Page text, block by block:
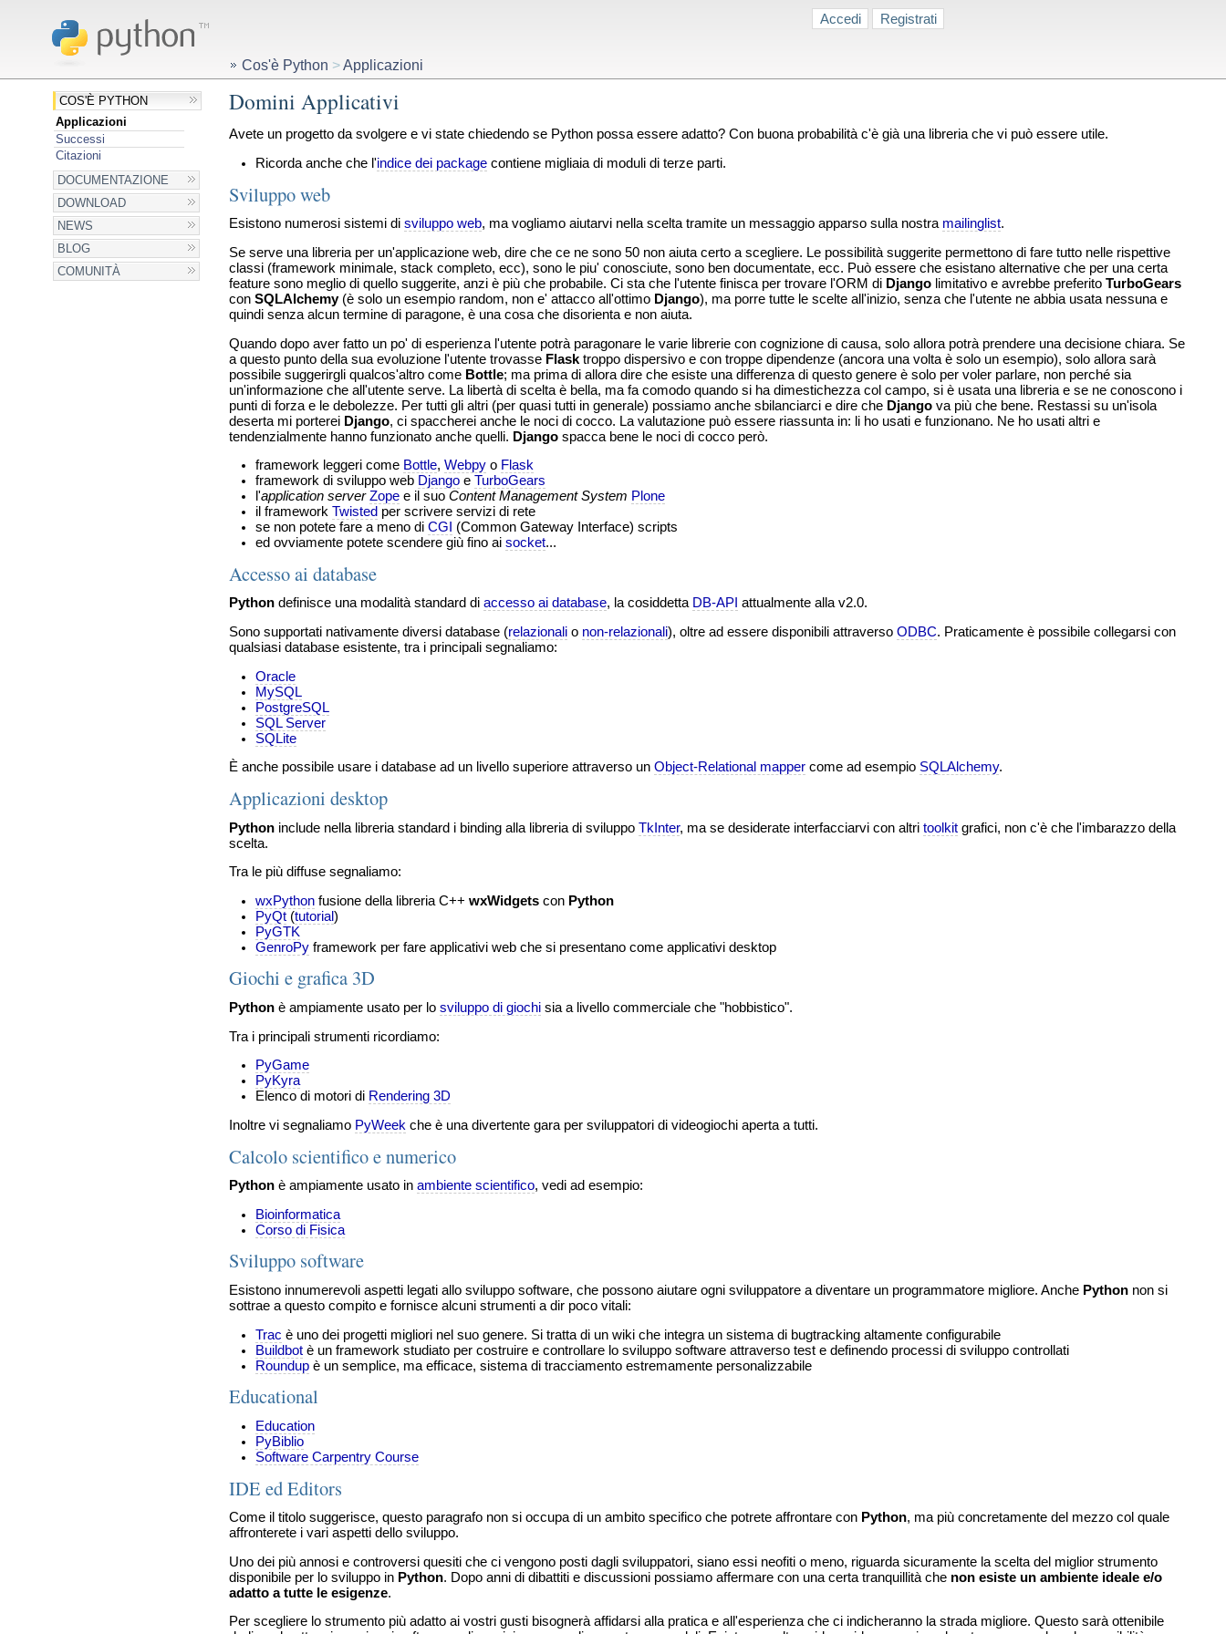
Accedi Registrati
COS'È PYTHON
Applicazioni
Successi
Citazioni
DOCUMENTAZIONE
DOWNLOAD
NEWS
BLOG
COMUNITÀ
Cos'è Python >Applicazioni
Domini Applicativi
Avete un progetto da svolgere e vi state chiedendo se Python possa essere adatto? Con buona probabilità c'è già una libreria che vi può essere utile.
Ricorda anche che l'indice dei packagecontiene migliaia di moduli di terze parti.
Sviluppo web
Esistono numerosi sistemi di sviluppo web, ma vogliamo aiutarvi nella scelta tramite un messaggio apparso sulla nostra mailinglist.
Se serve una libreria per un'applicazione web, dire che ce ne sono 50 non aiuta certo a scegliere. Le possibilità suggerite permettono di fare tutto nelle rispettive
classi (framework minimale, stack completo, ecc), sono le piu' conosciute, sono ben documentate, ecc. Può essere che esistano alternative che per una certa
feature sono meglio di quello suggerite, anzi è più che probabile. Ci sta che l'utente finisca per trovare l'ORM di Djangolimitativo e avrebbe preferito TurboGears
con SQLAlchemy(è solo un esempio random, non e' attacco all'ottimo Django), ma porre tutte le scelte all'inizio, senza che l'utente ne abbia usata nessuna e
quindi senza alcun termine di paragone, è una cosa che disorienta e non aiuta.
Quando dopo aver fatto un po' di esperienza l'utente potrà paragonare le varie librerie con cognizione di causa, solo allora potrà prendere una decisione chiara. Se
a questo punto della sua evoluzione l'utente trovasse Flasktroppo dispersivo e con troppe dipendenze (ancora una volta è solo un esempio), solo allora sarà
possibile suggerirgli qualcos'altro come Bottle; ma prima di allora dire che esiste una differenza di questo genere è solo per voler parlare, non perché sia
un'informazione che all'utente serve. La libertà di scelta è bella, ma fa comodo quando si ha dimestichezza col campo, si è usata una libreria e se ne conoscono i
punti di forza e le debolezze. Per tutti gli altri (per quasi tutti in generale) possiamo anche sbilanciarci e dire che Djangova più che bene. Restassi su un'isola
deserta mi porterei Django, ci spaccherei anche le noci di cocco. La valutazione può essere riassunta in: li ho usati e funzionano. Ne ho usati altri e
tendenzialmente hanno funzionato anche quelli. Djangospacca bene le noci di cocco però.
framework leggeri come Bottle, Webpyo Flask
framework di sviluppo web Djangoe TurboGears
l'application server Zopee il suo Content Management System Plone
il framework Twisted per scrivere servizi di rete
se non potete fare a meno di CGI
(Common Gateway Interface) scripts
ed ovviamente potete scendere giù fino ai socket...
Accesso ai database
Pythondefinisce una modalità standard di accesso ai database, la cosiddetta DB-API attualmente alla v2.0.
Sono supportati nativamente diversi database (relazionalio non-relazionali), oltre ad essere disponibili attraverso ODBC. Praticamente è possibile collegarsi con
qualsiasi database esistente, tra i principali segnaliamo:
Oracle
MySQL
PostgreSQL
SQL Server
SQLite
È anche possibile usare i database ad un livello superiore attraverso un Object-Relational mappercome ad esempio SQLAlchemy.
Applicazioni desktop
Pythoninclude nella libreria standard i binding alla libreria di sviluppo TkInter, ma se desiderate interfacciarvi con altri toolkitgrafici, non c'è che l'imbarazzo della
scelta.
Tra le più diffuse segnaliamo:
wxPythonfusione della libreria C++ wxWidgetscon Python
PyQt(tutorial)
PyGTK
GenroPyframework per fare applicativi web che si presentano come applicativi desktop
Giochi e grafica 3D
Pythonè ampiamente usato per lo sviluppo di giochisia a livello commerciale che "hobbistico".
Tra i principali strumenti ricordiamo:
PyGame
PyKyra
Elenco di motori di Rendering 3D
Inoltre vi segnaliamo PyWeek che è una divertente gara per sviluppatori di videogiochi aperta a tutti.
Calcolo scientifico e numerico
Pythonè ampiamente usato in ambiente scientifico, vedi ad esempio:
Bioinformatica
Corso di Fisica
Sviluppo software
Esistono innumerevoli aspetti legati allo sviluppo software, che possono aiutare ogni sviluppatore a diventare un programmatore migliore. Anche Pythonnon si
sottrae a questo compito e fornisce alcuni strumenti a dir poco vitali:
Trac è uno dei progetti migliori nel suo genere. Si tratta di un wiki che integra un sistema di bugtracking altamente configurabile
Buildbotè un framework studiato per costruire e controllare lo sviluppo software attraverso test e definendo processi di sviluppo controllati
Roundupè un semplice, ma efficace, sistema di tracciamento estremamente personalizzabile
Educational
Education
PyBiblio
Software Carpentry Course
IDE ed Editors
Come il titolo suggerisce, questo paragrafo non si occupa di un ambito specifico che potrete affrontare con Python, ma più concretamente del mezzo col quale
affronterete i vari aspetti dello sviluppo.
Uno dei più annosi e controversi quesiti che ci vengono posti dagli sviluppatori, siano essi neofiti o meno, riguarda sicuramente la scelta del miglior strumento
disponibile per lo sviluppo in Python. Dopo anni di dibattiti e discussioni possiamo affermare con una certa tranquillità che non esiste un ambiente ideale e/o
adatto a tutte le esigenze.
Per scegliere lo strumento più adatto ai vostri gusti bisognerà affidarsi alla pratica e all'esperienza che ci indicheranno la strada migliore. Questo sarà ottenibile